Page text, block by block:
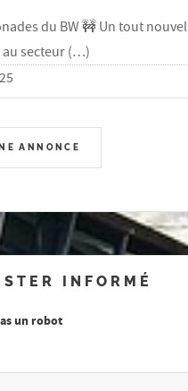
du BW 🚧 Un tout nouvel
au secteur (…)
ANNONCE
INFORMÉ
un robot